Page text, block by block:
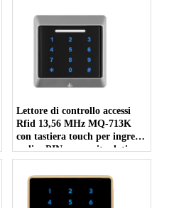
Lettore di controllo accessi
Rfid 13,56 MHz MQ-713K
con tastiera touch per ingresso
codice PIN con uscita dati
Wg26/34